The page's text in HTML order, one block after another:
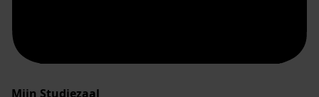
Mijn Studiezaal